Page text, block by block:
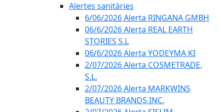
Alertes sanitàries
6/06/2026 Alerta RINGANA GMBH
06/6/2026 Alerta REAL EARTH
STORIES S.L
06/6/2026 Alerta YODEYMA KI
2/07/2026 Alerta COSMETRADE,
S.L.
2/07/2026 Alerta MARKWINS
BEAUTY BRANDS INC.